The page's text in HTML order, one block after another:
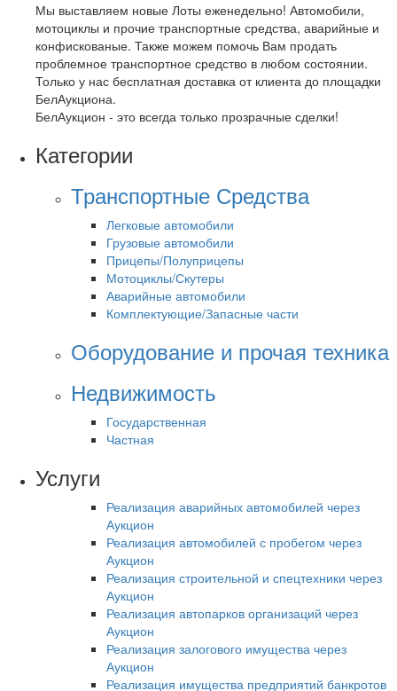
Мы выставляем новые Лоты еженедельно! Автомобили,
мотоциклы и прочие транспортные средства, аварийные и
конфискованые. Также можем помочь Вам продать
проблемное транспортное средство в любом состоянии.
Только у нас бесплатная доставка от клиента до площадки
БелАукциона.
БелАукцион - это всегда только прозрачные сделки!
Категории
Транспортные Средства
Легковые автомобили
Грузовые автомобили
Прицепы/Полуприцепы
Мотоциклы/Скутеры
Аварийные автомобили
Комплектующие/Запасные части
Оборудование и прочая техника
Недвижимость
Государственная
Частная
Услуги
Реализация аварийных автомобилей через
Аукцион
Реализация автомобилей с пробегом через
Аукцион
Реализация строительной и спецтехники через
Аукцион
Реализация автопарков организаций через
Аукцион
Реализация залогового имущества через
Аукцион
Реализация имущества предприятий банкротов